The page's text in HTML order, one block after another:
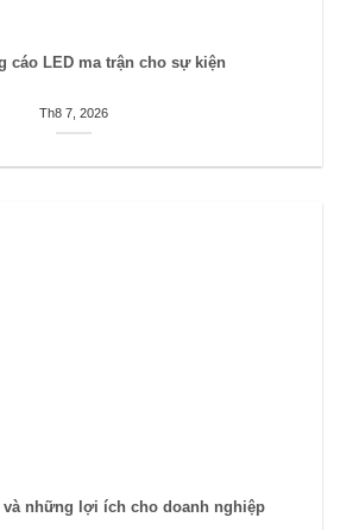
cáo LED ma trận cho sự kiện
Th8 7, 2026
và những lợi ích cho doanh nghiệp